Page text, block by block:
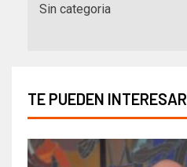
Sin categoria
TE PUEDEN INTERESAR